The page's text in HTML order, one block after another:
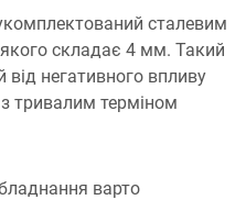
сталевим
складає 4 мм. Такий
від негативного впливу
з тривалим терміном
варто